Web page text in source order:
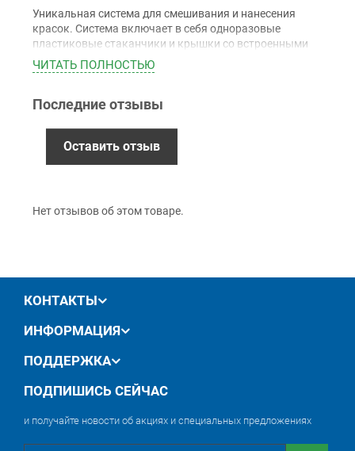
Приватбанк
Безналичный расчет (с НДС)
Гарантия
Уникальная система для смешивания и нанесения
красок. Система включает в себя одноразовые
пластиковые стаканчики и крышки со встроенными
фильтрами, чаши для смешивания, запорные кольца и
ряд аксессуаров для удобной работы.
ЧИТАТЬ ПОЛНОСТЬЮ
Последние отзывы
Оставить отзыв
Нет отзывов об этом товаре.
КОНТАКТЫ
ИНФОРМАЦИЯ
ПОДДЕРЖКА
ПОДПИШИСЬ СЕЙЧАС
и получайте новости об акциях и специальных предложениях